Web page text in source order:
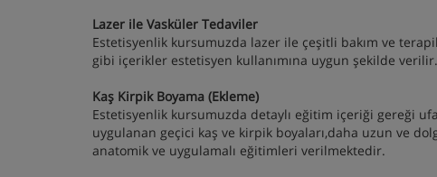
Lazer ile Vasküler Tedaviler
Estetisyenlik kursumuzda lazer ile çeşitli bakım ve
gibi içerikler estetisyen kullanımına uygun şekilde verilir.
Kaş Kirpik Boyama (Ekleme)
Estetisyenlik kursumuzda detaylı eğitim içeriği gereği
uygulanan geçici kaş ve kirpik boyaları,daha uzun ve
anatomik ve uygulamalı eğitimleri verilmektedir.